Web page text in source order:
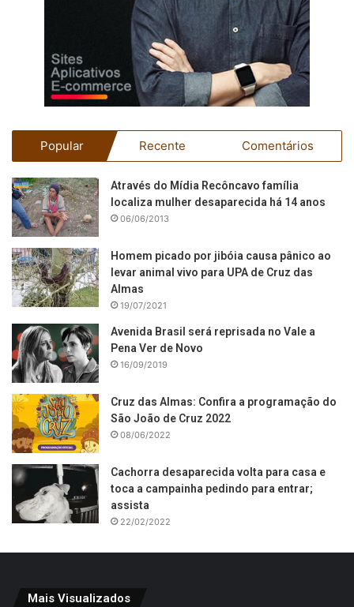
Popular Recente Comentários
Através do Mídia Recôncavo família
localiza mulher desaparecida há 14 anos
06/06/2013
Homem picado por jibóia causa pânico ao
levar animal vivo para UPA de Cruz das
Almas
19/07/2021
Avenida Brasil será reprisada no Vale a
Pena Ver de Novo
16/09/2019
Cruz das Almas: Confira a programação do
São João de Cruz 2022
08/06/2022
Cachorra desaparecida volta para casa e
toca a campainha pedindo para entrar;
assista
22/02/2022
Mais Visualizados